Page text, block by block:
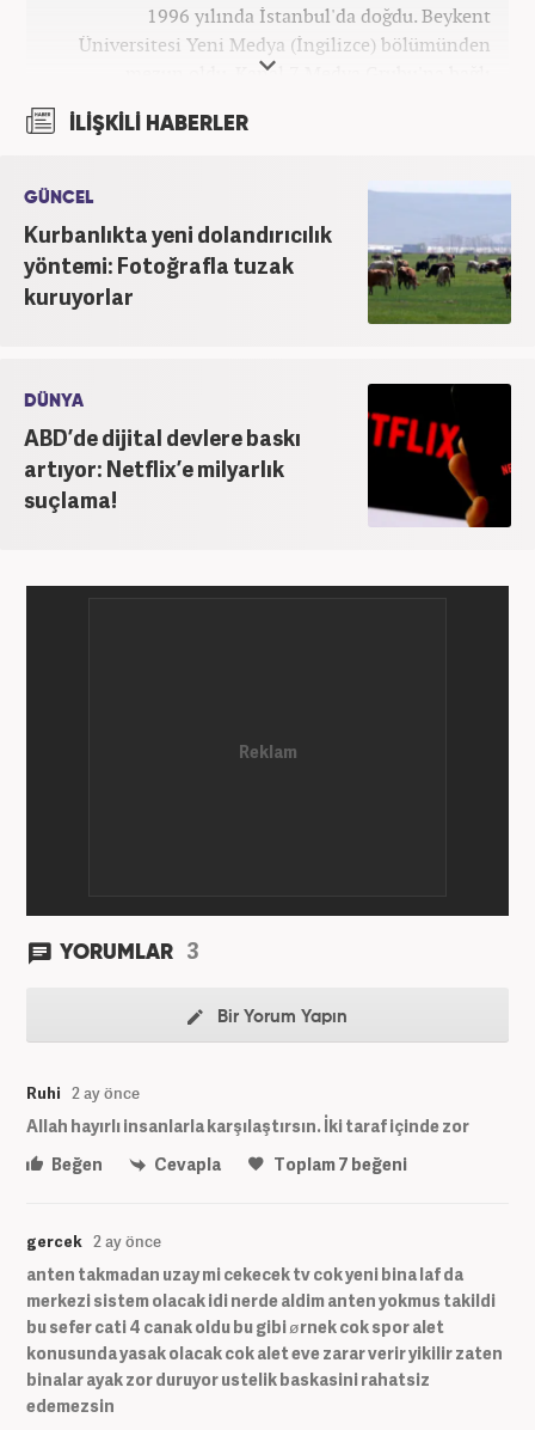
1996 yılında İstanbul'da doğdu. Beykent
Üniversitesi Yeni Medya (İngilizce) bölümünden
mezun oldu. Kanal 7 Medya Grubu'na bağlı
İLİŞKİLİ HABERLER
GÜNCEL
Kurbanlıkta yeni dolandırıcılık
yöntemi: Fotoğrafla tuzak
kuruyorlar
DÜNYA
ABD’de dijital devlere baskı
artıyor: Netflix’e milyarlık
suçlama!
YORUMLAR 3
Bir Yorum Yapın
Ruhi 2 ay önce
Allah hayırlı insanlarla karşılaştırsın. İki taraf içinde zor
Beğen
Cevapla Toplam7 beğeni
gercek 2 ay önce
anten takmadan uzay mi cekecek tv cok yeni bina laf da
merkezi sistem olacak idi nerde aldim anten yokmus takildi
bu sefer cati 4 canak oldu bu gibi ørnek cok spor alet
konusunda yasak olacak cok alet eve zarar verir yikilir zaten
binalar ayak zor duruyor ustelik baskasini rahatsiz
edemezsin